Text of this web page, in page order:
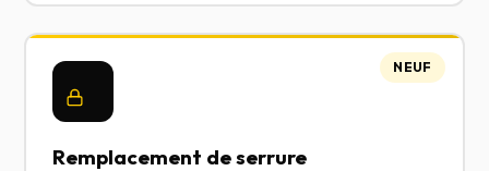
Remplacement de serrure
NEUF